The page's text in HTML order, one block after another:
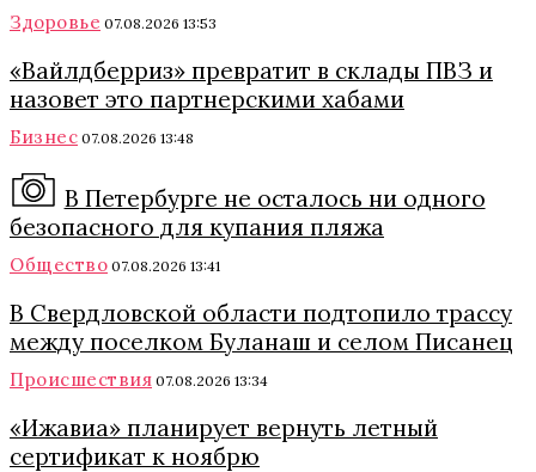
Здоровье 07.08.2026 13:53
«Вайлдберриз» превратит в склады ПВЗ и
назовет это партнерскими хабами
Бизнес 07.08.2026 13:48
В Петербурге не осталось ни одного
безопасного для купания пляжа
Общество 07.08.2026 13:41
В Свердловской области подтопило трассу
между поселком Буланаш и селом Писанец
Происшествия 07.08.2026 13:34
«Ижавиа» планирует вернуть летный
сертификат к ноябрю